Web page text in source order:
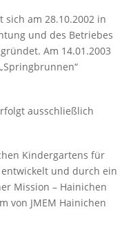
sich am 28.10.2002 in
und des Betriebes
Am 14.01.2003
ausschließlich
Kindergartens für
und durch ein
Mission – Hainichen
von JMEM Hainichen